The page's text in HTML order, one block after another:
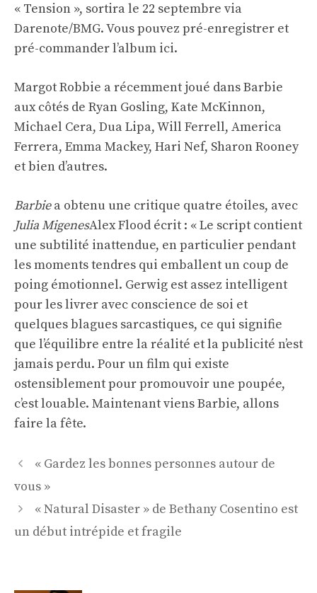
« Tension », sortira le 22 septembre via
Darenote/BMG.Vous pouvez pré-enregistrer et
pré-commander l’album ici.
Margot Robbie a récemment joué dans Barbie
aux côtés de Ryan Gosling, Kate McKinnon,
Michael Cera, Dua Lipa, Will Ferrell, America
Ferrera, Emma Mackey, Hari Nef, Sharon Rooney
et bien d’autres.
Barbiea obtenu une critique quatre étoiles, avec
Julia MigenesAlex Flood écrit : « Le script contient
une subtilité inattendue, en particulier pendant
les moments tendres qui emballent un coup de
poing émotionnel. Gerwig est assez intelligent
pour les livrer avec conscience de soi et
quelques blagues sarcastiques, ce qui signifie
que l’équilibre entre la réalité et la publicité n’est
jamais perdu. Pour un film qui existe
ostensiblement pour promouvoir une poupée,
c’est louable. Maintenant viens Barbie, allons
faire la fête.
Navigation
des
« Gardez les bonnes personnes autour de
vous »
« Natural Disaster » de Bethany Cosentino est
un début intrépide et fragile